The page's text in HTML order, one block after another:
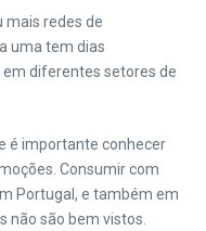
mais redes de
uma tem dias
diferentes setores de
é importante conhecer
Consumir com
Portugal, e também em
não são bem vistos.